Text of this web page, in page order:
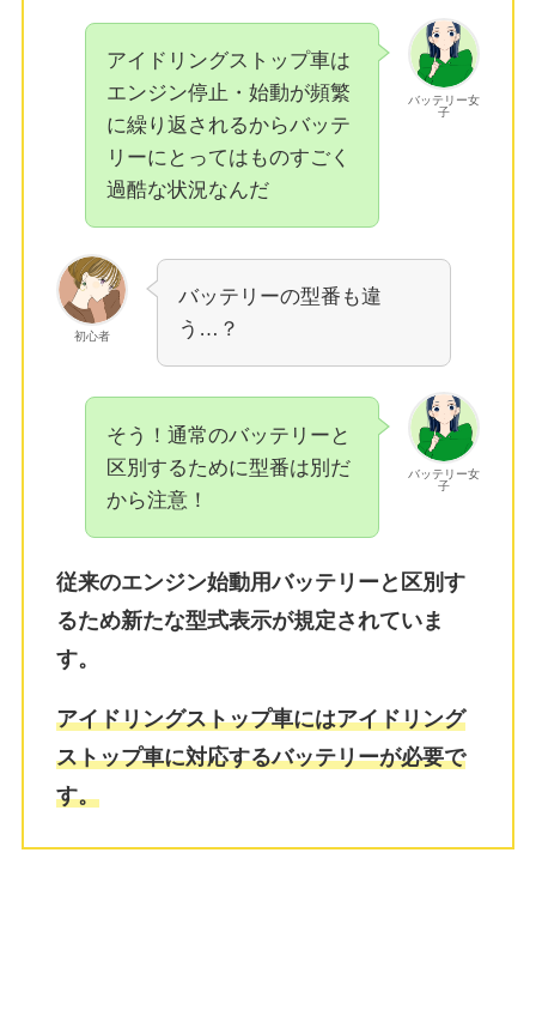
バッテリー女
子
アイドリングストップ車は
エンジン停止・始動が頻繁
に繰り返されるからバッテ
リーにとってはものすごく
過酷な状況なんだ
初心者
バッテリーの型番も違
う…？
バッテリー女
子
そう！通常のバッテリーと
区別するために型番は別だ
から注意！
従来のエンジン始動用バッテリーと区別す
るため新たな型式表示が規定されていま
す。
アイドリングストップ車にはアイドリング
ストップ車に対応するバッテリーが必要で
す。